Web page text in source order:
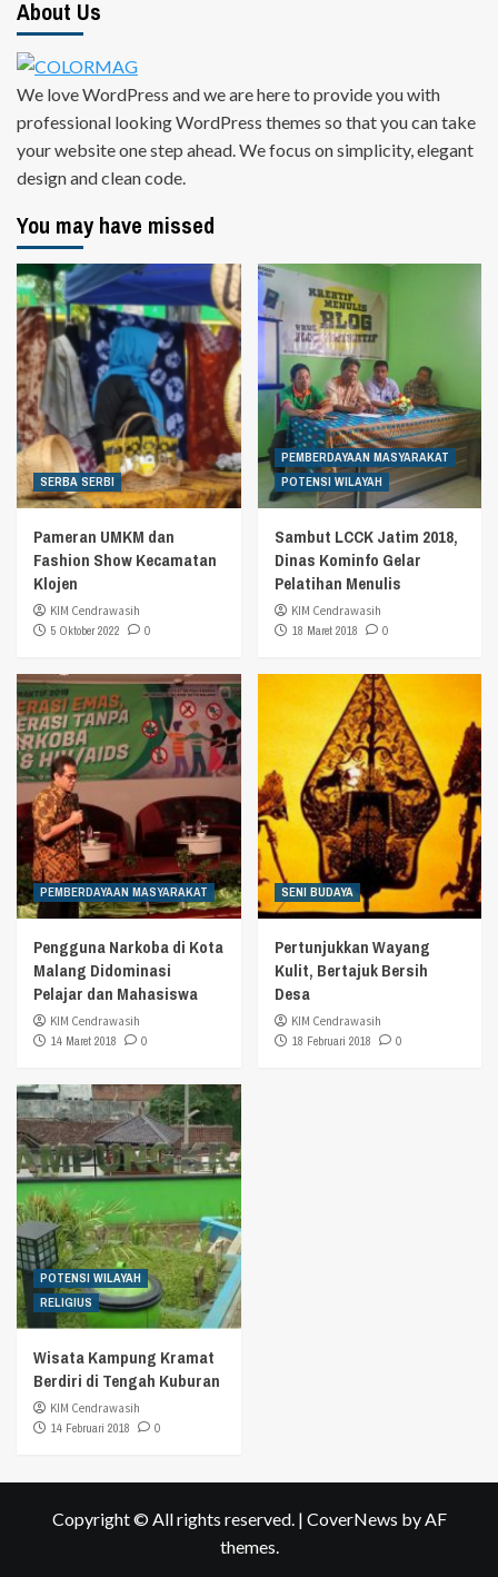
About Us
We love WordPress and we are here to provide you with
professional looking WordPress themes so that you can take
your website one step ahead. We focus on simplicity, elegant
design and clean code.
You may have missed
SERBA SERBI
Pameran UMKM dan
Fashion Show Kecamatan
Klojen
KIM Cendrawasih
5 Oktober 2022
0
PEMBERDAYAAN MASYARAKAT
POTENSI WILAYAH
Sambut LCCK Jatim 2018,
Dinas Kominfo Gelar
Pelatihan Menulis
KIM Cendrawasih
18 Maret 2018
0
PEMBERDAYAAN MASYARAKAT
Pengguna Narkoba di Kota
Malang Didominasi
Pelajar dan Mahasiswa
KIM Cendrawasih
14 Maret 2018
0
SENI BUDAYA
Pertunjukkan Wayang
Kulit, Bertajuk Bersih
Desa
KIM Cendrawasih
18 Februari 2018
0
POTENSI WILAYAH
RELIGIUS
Wisata Kampung Kramat
Berdiri di Tengah Kuburan
KIM Cendrawasih
14 Februari 2018
0
Copyright © All rights reserved. | CoverNews by AF
themes.